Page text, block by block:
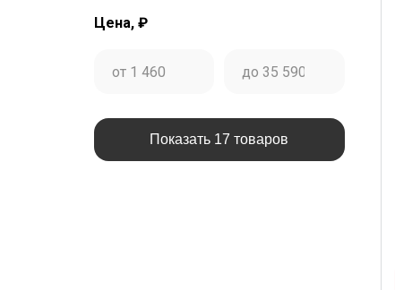
Цена, ₽
Показать 17 товаров